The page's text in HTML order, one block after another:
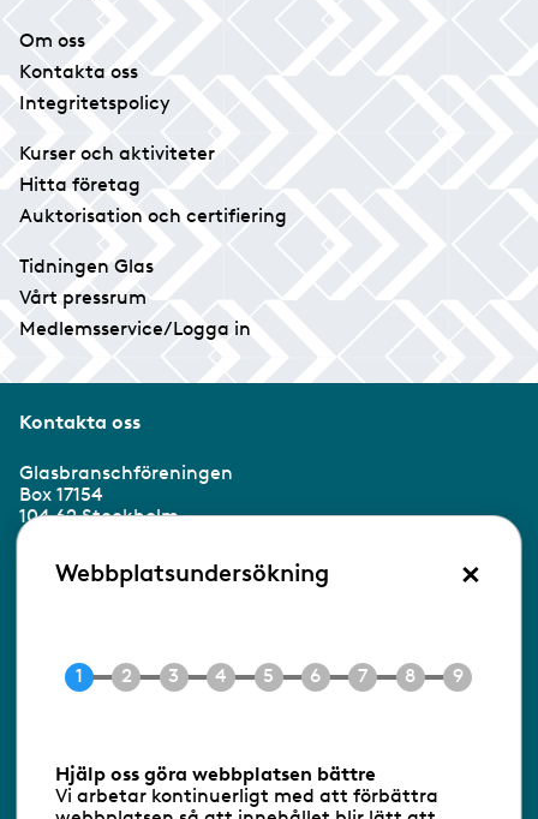
Om oss
Kontakta oss
Integritetspolicy
Kurser och aktiviteter
Hitta företag
Auktorisation och certifiering
Tidningen Glas
Vårt pressrum
Medlemsservice/Logga in
Kontakta oss
Glasbranschföreningen
Box 17154
104 62 Stockholm
Besöksadress:
Ringvägen 100
E-post info@gbf.se
Webbplatsundersökning ×
Hjälp oss göra webbplatsen bättre
Vi arbetar kontinuerligt med att förbättra